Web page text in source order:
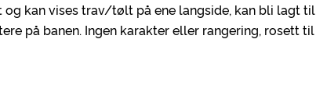
og kan vises trav/tølt på ene langside, kan bli lagt til
på banen. Ingen karakter eller rangering, rosett til